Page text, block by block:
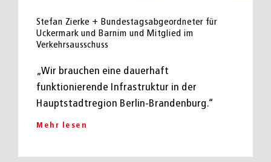
Stefan Zierke + Bundestagsabgeordneter für
Uckermark und Barnim und Mitglied im
Verkehrsausschuss
„Wir brauchen eine dauerhaft
funktionierende Infrastruktur in der
Hauptstadtregion Berlin-Brandenburg.“
Mehr lesen